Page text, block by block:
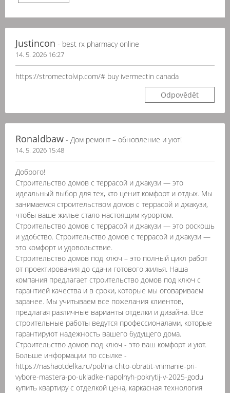
Justincon - best rx pharmacy online
14. 5. 2026 16:27
https://stromectolvip.com/# buy ivermectin canada
Odpovědět
Ronaldbaw - Дом ремонт – обновление и уют!
14. 5. 2026 15:48
Доброго!
Строительство домов с террасой и джакузи — это
идеальный выбор для тех, кто ценит комфорт и отдых. Мы
занимаемся строительством домов с террасой и джакузи,
чтобы ваше жилье стало настоящим курортом.
Строительство домов с террасой и джакузи — это роскошь
и удобство. Строительство домов с террасой и джакузи —
это комфорт и удовольствие.
Строительство домов под ключ – это полный цикл работ
от проектирования до сдачи готового жилья. Наша
компания предлагает строительство домов под ключ с
гарантией качества и в сроки, которые мы оговариваем
заранее. Мы учитываем все пожелания клиентов,
предлагая различные варианты отделки и дизайна. Все
строительные работы ведутся профессионалами, которые
гарантируют надежность вашего будущего дома.
Строительство домов под ключ - это ваш комфорт и уют.
Больше информации по ссылке -
https://nashaotdelka.ru/pol/na-chto-obratit-vnimanie-pri-
vybore-mastera-po-ukladke-napolnyh-pokrytij-v-2025-godu
купить квартиру с отделкой цена, каркасная технология